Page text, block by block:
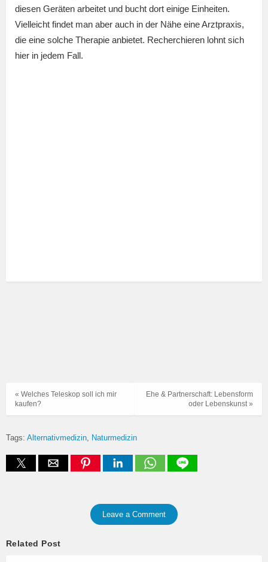
diesen Geräten arbeitet und bucht dort einige Einheiten.
Vielleicht findet man aber auch in der Nähe eine Arztpraxis,
die eine solche Therapie anbietet. Recherchieren lohnt sich
hier in jedem Fall.
Ehe & Partnerschaft: Lebensform
oder Lebenskunst »
« Welches Teleskop soll ich mir
kaufen?
Tags: Alternativmedizin Naturmedizin
Leave a Comment
Related Post